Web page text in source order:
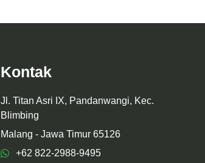
Kontak
Jl. Titan Asri IX, Pandanwangi, Kec.
Blimbing
Malang - Jawa Timur 65126
+62 822-2988-9495